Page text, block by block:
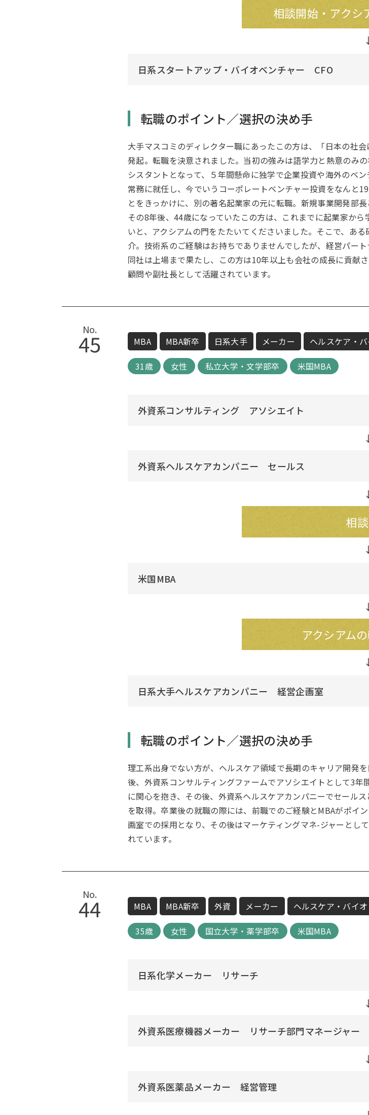
相談開始・アクシ
日系スタートアップ・バイオベンチャー CFO
転職のポイント／選択の決め手
大手マスコミのディレクター職にあったこの方は、「日本の社
発起。転職を決意されました。当初の強みは語学力と熱意のみ
シスタントとなって、５年間懸命に独学で企業投資や海外のベ
常務に就任し、今でいうコーポレートベンチャー投資をなんと
とをきっかけに、別の著名起業家の元に転職。新規事業開発部
その8年後、44歳になっていたこの方は、これまでに起業家か
いと、アクシアムの門をたたいてくださいました。そこで、あ
介。技術系のご経験はお持ちでありませんでしたが、経営パー
同社は上場まで果たし、この方は10年以上も会社の成長に貢献
顧問や副社長として活躍されています。
No.
45 MBA MBA新卒 日系大手 メーカー ヘルスケア・
31歳 女性 私立大学・文学部卒 米国MBA
外資系コンサルティング アソシエイト
外資系ヘルスケアカンパニー セールス
相
米国MBA
アクシアム
日系大手ヘルスケアカンパニー 経営企画室
転職のポイント／選択の決め手
理工系出身でない方が、ヘルスケア領域で長期のキャリア開発
後、外資系コンサルティングファームでアソシエイトとして3
に関心を抱き、その後、外資系ヘルスケアカンパニーでセール
を取得。卒業後の就職の際には、前職でのご経験とMBAがポイ
画室での採用となり、その後はマーケティングマネ-ジャーとし
れています。
No.
44 MBA MBA新卒 外資 メーカー ヘルスケア・バイオ
35歳 女性 国立大学・薬学部卒 米国MBA
日系化学メーカー リサーチ
外資系医療機器メーカー リサーチ部門マネージャー
外資系医薬品メーカー 経営管理